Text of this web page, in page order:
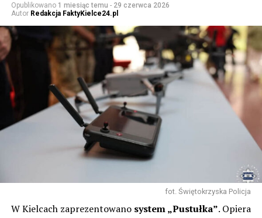
Opublikowano 1 miesiąc temu - 29 czerwca 2026
Autor Redakcja FaktyKielce24.pl
fot. Świętokrzyska Policja
W Kielcach zaprezentowano system „Pustułka”. Opiera